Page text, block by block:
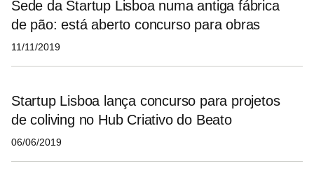
Sede da Startup Lisboa numa antiga fábrica
de pão: está aberto concurso para obras
11/11/2019
Startup Lisboa lança concurso para projetos
de coliving no Hub Criativo do Beato
06/06/2019